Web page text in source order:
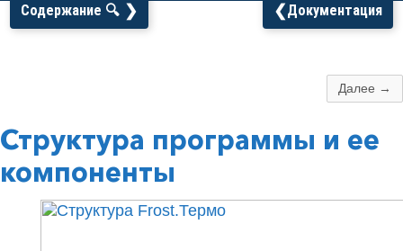
Далее →
Структура программы и ее
компоненты
❮Документация
Содержание 🔍 ❯